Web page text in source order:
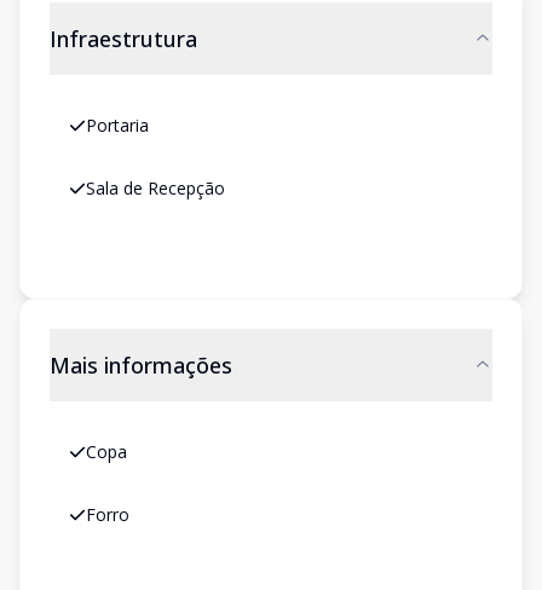
Infraestrutura
Portaria
Sala de Recepção
Mais informações
Copa
Forro